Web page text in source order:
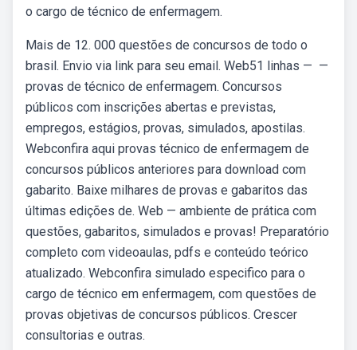
o cargo de técnico de enfermagem.
Mais de 12. 000 questões de concursos de todo o
brasil. Envio via link para seu email. Web51 linhas — —
provas de técnico de enfermagem. Concursos
públicos com inscrições abertas e previstas,
empregos, estágios, provas, simulados, apostilas.
Webconfira aqui provas técnico de enfermagem de
concursos públicos anteriores para download com
gabarito. Baixe milhares de provas e gabaritos das
últimas edições de. Web — ambiente de prática com
questões, gabaritos, simulados e provas! Preparatório
completo com videoaulas, pdfs e conteúdo teórico
atualizado. Webconfira simulado especifico para o
cargo de técnico em enfermagem, com questões de
provas objetivas de concursos públicos. Crescer
consultorias e outras.